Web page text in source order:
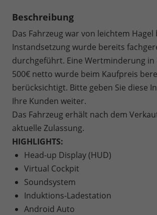
Beschreibung
Das Fahrzeug war von leichtem
Instandsetzung wurde bereits
durchgeführt. Eine Wertminderung in
500€ netto wurde beim Kaufpreis
berücksichtigt. Bitte geben Sie diese
Ihre Kunden weiter.
Das Fahrzeug erhält nach dem
aktuelle Zulassung.
HIGHLIGHTS:
Head-up Display (HUD)
Virtual Cockpit
Soundsystem
Induktions-Ladestation
Android Auto